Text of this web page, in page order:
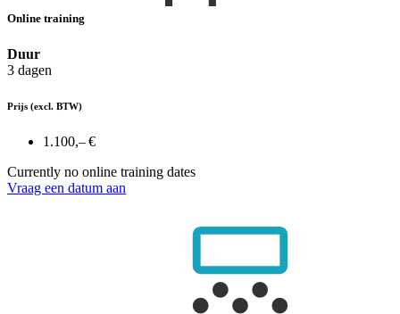
Online training
Duur
3 dagen
Prijs (excl. BTW)
1.100,– €
Currently no online training dates
Vraag een datum aan